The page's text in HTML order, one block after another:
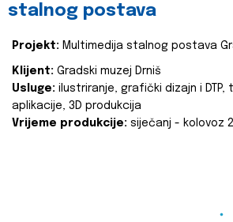
stalnog postava
Projekt: Multimedija stalnog postava
Klijent: Gradski muzej Drniš
Usluge: ilustriranje, grafički dizajn i DTP,
aplikacije, 3D produkcija
Vrijeme produkcije: siječanj - kolovoz